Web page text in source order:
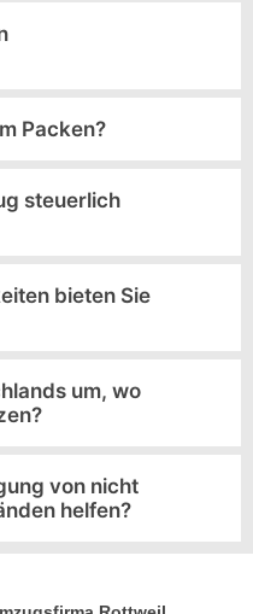
Packen?
steuerlich
bieten Sie
um, wo
von nicht
helfen?